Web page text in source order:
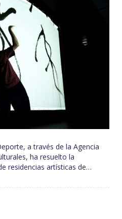
a través de la Agencia
ha resuelto la
residencias artísticas de…